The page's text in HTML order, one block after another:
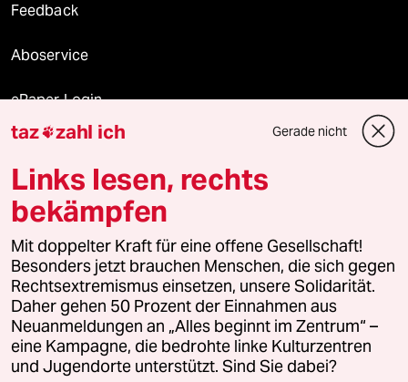
Feedback
Aboservice
ePaper Login
Downloads für Abonnierende
© 2026 taz Verlags und Vertriebs GmbH
Alle Rechte vorbehalten. Bei rechtlichen Fragen oder für Genehmigungen
wenden Sie sich bitte an
lizenzen@taz.de
Feedback Redaktionsstatut Kommune-Richtlinien
Leitlinie Informant Datenschutz Impressum AGB
taz zahl ich Gerade nicht
Links lesen, rechts
bekämpfen
Mit doppelter Kraft für eine offene Gesellschaft!
Besonders jetzt brauchen Menschen, die sich gegen
Rechtsextremismus einsetzen, unsere Solidarität.
Daher gehen 50 Prozent der Einnahmen aus
Neuanmeldungen an „Alles beginnt im Zentrum“ –
eine Kampagne, die bedrohte linke Kulturzentren
und Jugendorte unterstützt. Sind Sie dabei?